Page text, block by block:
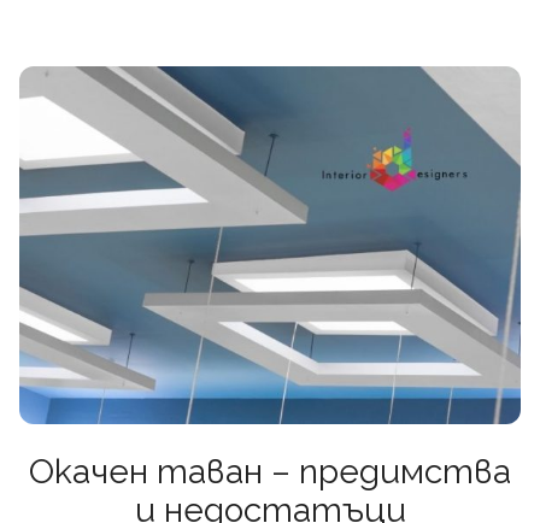
Окачен таван – предимства
и недостатъци